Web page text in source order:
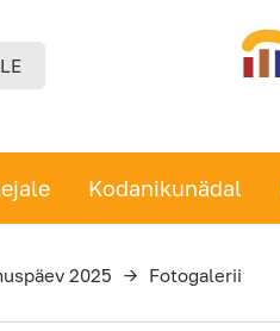
Kodanikunädal
2025 → Fotogalerii